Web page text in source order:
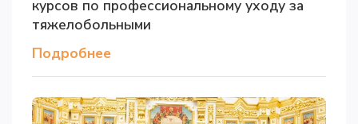
курсов по профессиональному уходу за
тяжелобольными
Подробнее